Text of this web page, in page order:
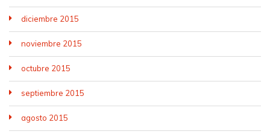
diciembre 2015
noviembre 2015
octubre 2015
septiembre 2015
agosto 2015